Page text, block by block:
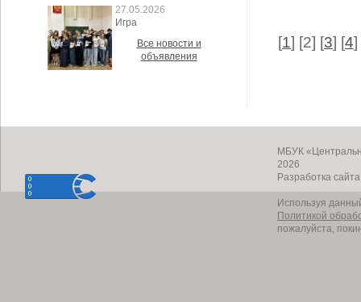
27.05.2026
Игра
Все новости и
объявления
[1] [2] [3] [4]
МБУК
2026
Разработка
Используя
Политикой
пожалуйста,